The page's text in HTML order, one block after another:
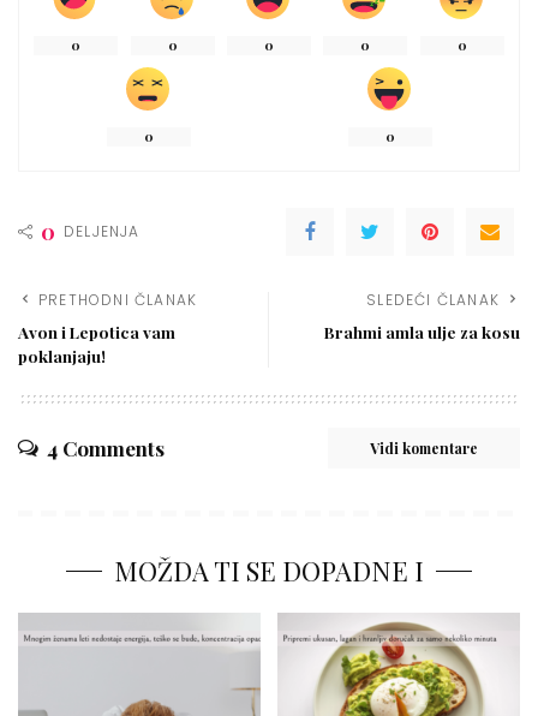
0 0 0 0 0
0 0
0 DELJENJA
PRETHODNI ČLANAK
Avon i Lepotica vam
poklanjaju!
SLEDEĆI ČLANAK
Brahmi amla ulje za kosu
4 Comments Vidi komentare
MOŽDA TI SE DOPADNE I